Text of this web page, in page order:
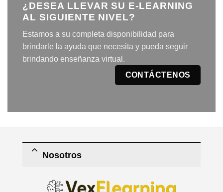
¿DESEA LLEVAR SU E-LEARNING
AL SIGUIENTE NIVEL?
Estamos a su completa disponibilidad para
brindarle la ayuda que necesita y pueda seguir
brindando enseñanza virtual.
CONTÁCTENOS
Nosotros